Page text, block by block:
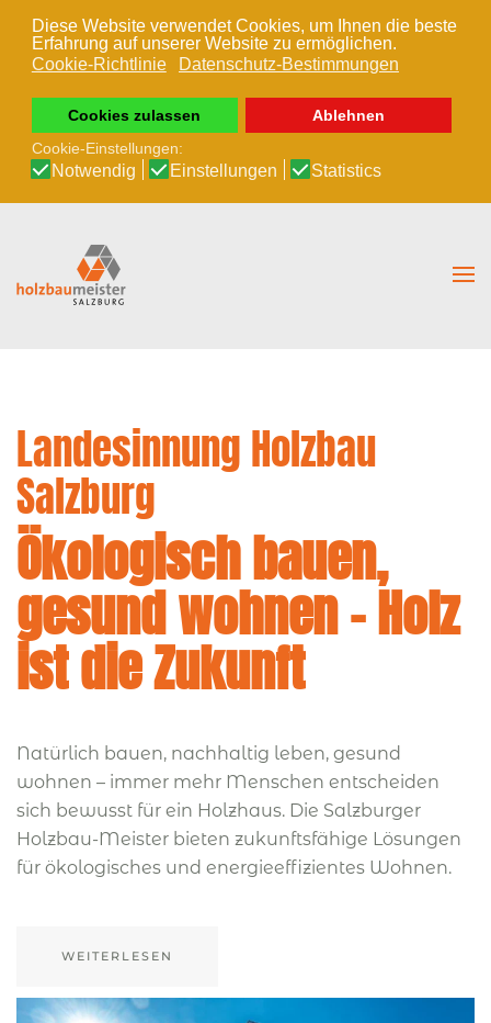
Diese Website verwendet Cookies, um Ihnen die beste
Erfahrung auf unserer Website zu ermöglichen.
Cookie-Richtlinie
Datenschutz-Bestimmungen
Cookies zulassen
Ablehnen
Cookie-Einstellungen:
Notwendig Einstellungen Statistics
Zum Hauptinhalt springen
Landesinnung Holzbau
Salzburg
Ökologisch bauen,
gesund wohnen – Holz
ist die Zukunft
Natürlich bauen, nachhaltig leben, gesund
wohnen – immer mehr Menschen entscheiden
sich bewusst für ein Holzhaus. Die Salzburger
Holzbau-Meister bieten zukunftsfähige Lösungen
für ökologisches und energieeffizientes Wohnen.
WEITERLESEN